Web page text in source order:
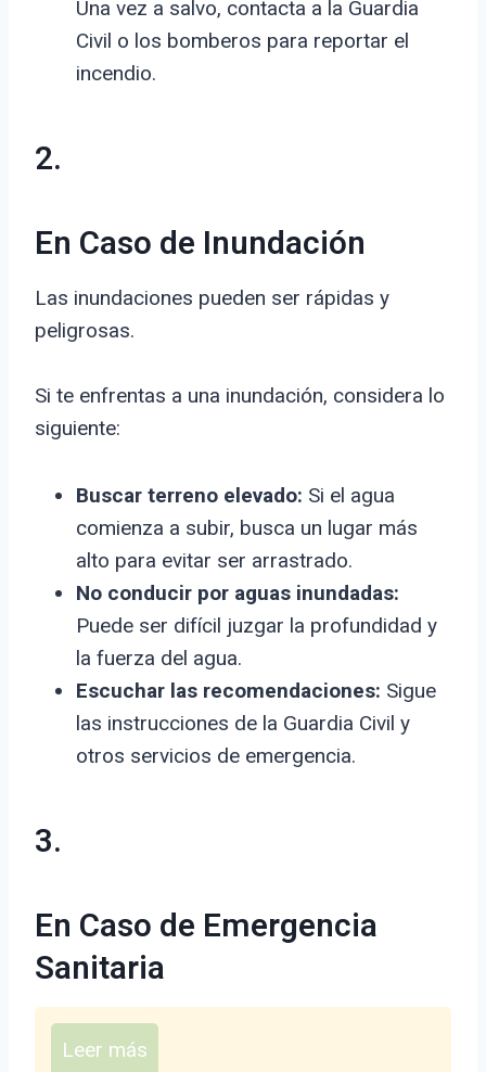
Una vez a salvo, contacta a la Guardia
Civil o los bomberos para reportar el
incendio.
2.
En Caso de Inundación
Las inundaciones pueden ser rápidas y
peligrosas.
Si te enfrentas a una inundación, considera lo
siguiente:
Buscar terreno elevado: Si el agua
comienza a subir, busca un lugar más
alto para evitar ser arrastrado.
No conducir por aguas inundadas:
Puede ser difícil juzgar la profundidad y
la fuerza del agua.
Escuchar las recomendaciones: Sigue
las instrucciones de la Guardia Civil y
otros servicios de emergencia.
3.
En Caso de Emergencia
Sanitaria
Leer más